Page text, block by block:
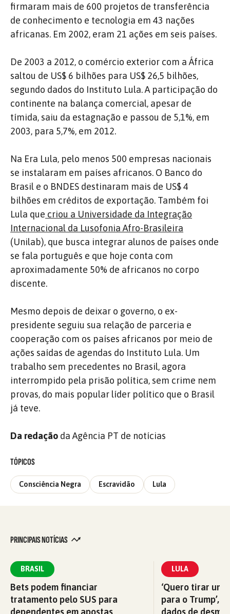
firmaram mais de 600 projetos de transferência
de conhecimento e tecnologia em 43 nações
africanas. Em 2002, eram 21 ações em seis países.
De 2003 a 2012, o comércio exterior com a África
saltou de US$ 6 bilhões para US$ 26,5 bilhões,
segundo dados do Instituto Lula. A participação do
continente na balança comercial, apesar de
tímida, saiu da estagnação e passou de 5,1%, em
2003, para 5,7%, em 2012.
Na Era Lula, pelo menos 500 empresas nacionais
se instalaram em países africanos. O Banco do
Brasil e o BNDES destinaram mais de US$ 4
bilhões em créditos de exportação. Também foi
Lula que criou a Universidade da Integração
Internacional da Lusofonia Afro-Brasileira
(Unilab), que busca integrar alunos de países onde
se fala português e que hoje conta com
aproximadamente 50% de africanos no corpo
discente.
Mesmo depois de deixar o governo, o ex-
presidente seguiu sua relação de parceria e
cooperação com os países africanos por meio de
ações saídas de agendas do Instituto Lula. Um
trabalho sem precedentes no Brasil, agora
interrompido pela prisão política, sem crime nem
provas, do mais popular líder político que o Brasil
já teve.
Da redação da Agência PT de notícias
TÓPICOS
Consciência Negra Escravidão Lula
PRINCIPAIS NOTÍCIAS
BRASIL
Bets podem financiar
tratamento pelo SUS para
LULA
‘Quero tirar
para o Trump’,